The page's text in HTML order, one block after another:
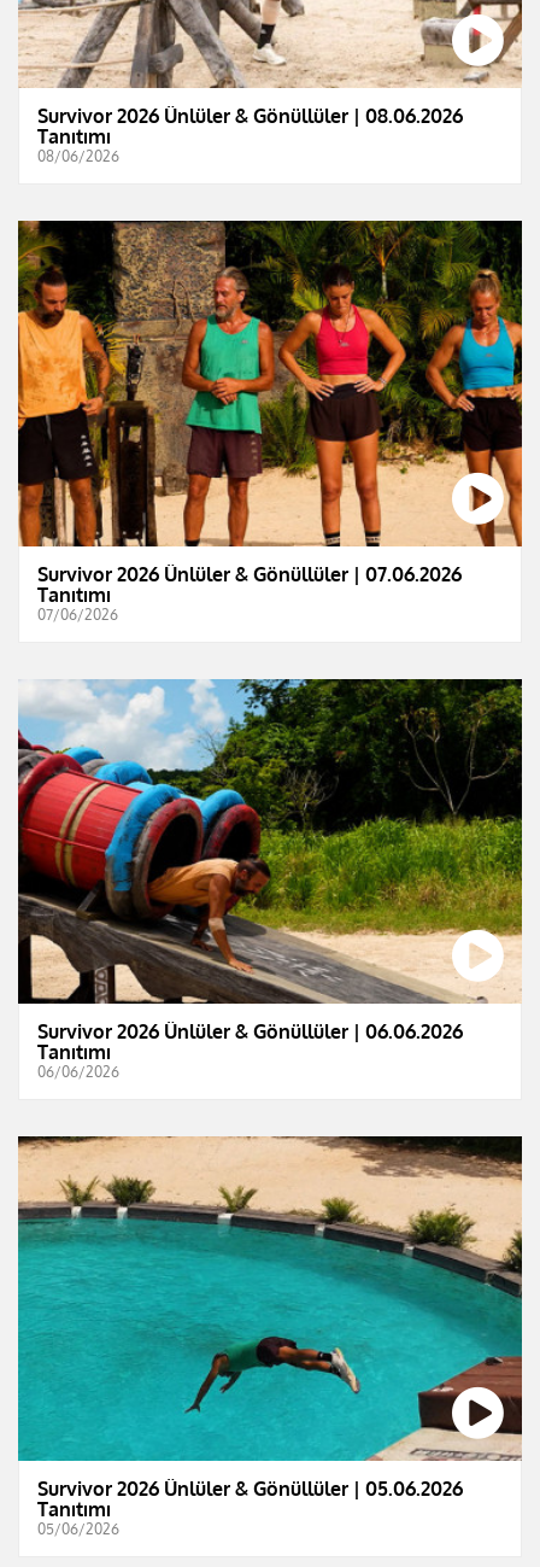
Survivor 2026 Ünlüler & Gönüllüler | 08.06.2026
Tanıtımı
08/06/2026
Survivor 2026 Ünlüler & Gönüllüler | 07.06.2026
Tanıtımı
07/06/2026
Survivor 2026 Ünlüler & Gönüllüler | 06.06.2026
Tanıtımı
06/06/2026
Survivor 2026 Ünlüler & Gönüllüler | 05.06.2026
Tanıtımı
05/06/2026